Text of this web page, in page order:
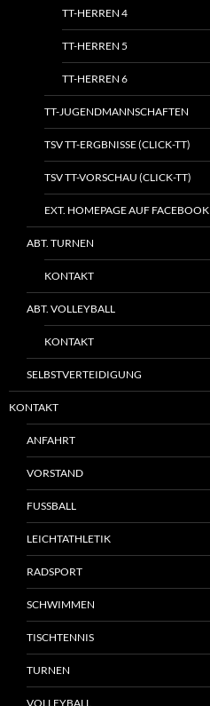
TT-HERREN 4
TT-HERREN 5
TT-HERREN 6
TT-JUGENDMANNSCHAFTEN
TSV TT-ERGBNISSE (CLICK-TT)
TSV TT-VORSCHAU (CLICK-TT)
EXT. HOMEPAGE AUF FACEBOOK
ABT. TURNEN
KONTAKT
ABT. VOLLEYBALL
KONTAKT
SELBSTVERTEIDIGUNG
KONTAKT
ANFAHRT
VORSTAND
FUSSBALL
LEICHTATHLETIK
RADSPORT
SCHWIMMEN
TISCHTENNIS
TURNEN
VOLLEYBALL